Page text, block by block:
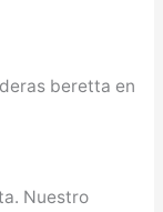
beretta en
Nuestro